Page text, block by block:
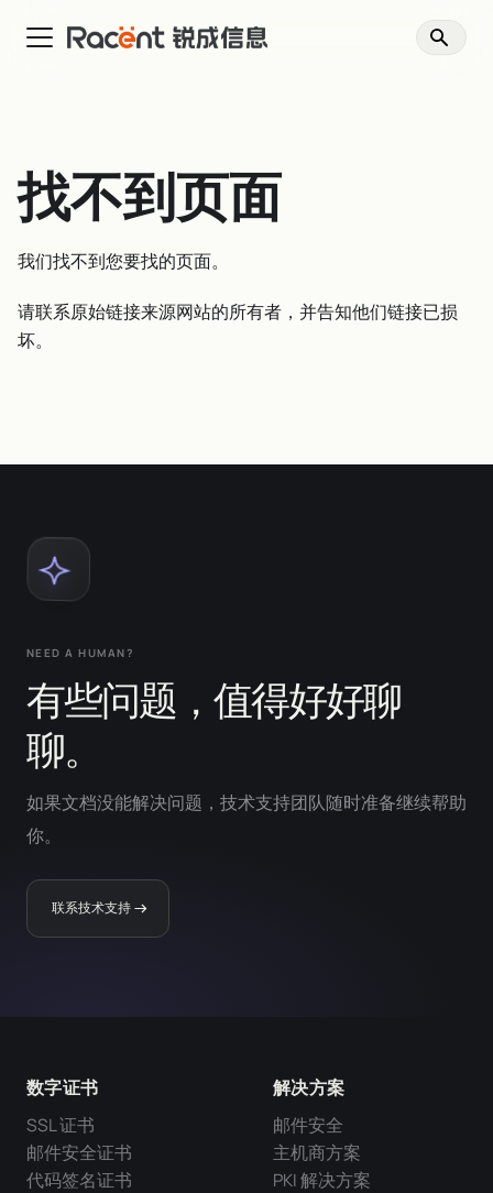
找不到页面
我们找不到您要找的页面。
请联系原始链接来源网站的所有者，并告知他们链接已损
坏。
NEED A HUMAN?
有些问题，值得好好聊
聊。
如果文档没能解决问题，技术支持团队随时准备继续帮助
你。
联系技术支持
数字证书
SSL 证书
邮件安全证书
代码签名证书
解决方案
邮件安全
主机商方案
PKI 解决方案